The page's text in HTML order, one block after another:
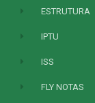
ESTRUTURA
IPTU
ISS
FLY NOTAS